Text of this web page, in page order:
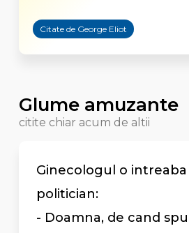
Citate de George Eliot
Glume amuzante
citite chiar acum de altii
Ginecologul o
politician:
- Doamna, de cand